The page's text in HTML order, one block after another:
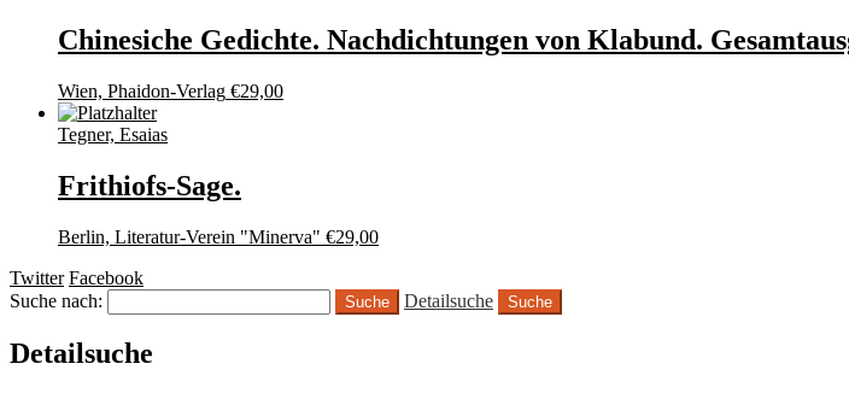
Chinesiche Gedichte. Nachdichtungen von Klabund.
Wien, Phaidon-Verlag €29,00
Tegner, Esaias
Frithiofs-Sage.
Berlin, Literatur-Verein "Minerva" €29,00
Twitter Facebook
Suche nach:
Detailsuche Suche
Detailsuche